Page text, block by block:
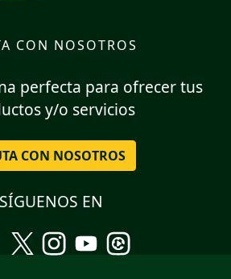
CON NOSOTROS
perfecta para ofrecer tus
y/o servicios
CON NOSOTROS
SÍGUENOS EN